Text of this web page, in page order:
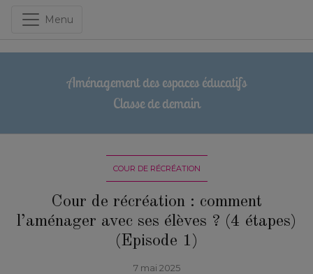
Menu
Aménagement des espaces éducatifs
Classe de demain
COUR DE RÉCRÉATION
Cour de récréation : comment
l’aménager avec ses élèves ? (4 étapes)
(Episode 1)
7 mai 2025